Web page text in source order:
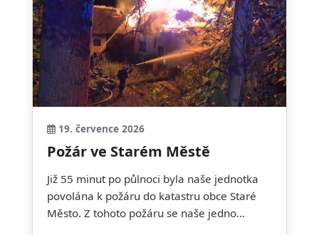
19. července 2026
Požár ve Starém Městě
Již 55 minut po půlnoci byla naše jednotka
povolána k požáru do katastru obce Staré
Město. Z tohoto požáru se naše jedno...